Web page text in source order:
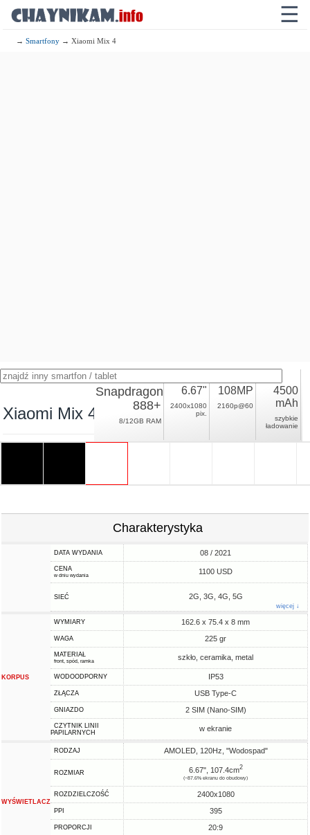
☰
→Smartfony → Xiaomi Mix 4
Xiaomi Mix 4
Snapdragon
888+
8/12GB RAM
6.67"
2400x1080
pix.
108MP
2160p@60
4500
mAh
szybkie
ładowanie
Charakterystyka
DATA WYDANIA 08 / 2021
CENA
w dniu wydania 1100 USD
SIEĆ 2G, 3G, 4G, 5G
więcej ↓
KORPUS
WYMIARY 162.6 x 75.4 x 8 mm
WAGA 225 gr
MATERIAŁ
front, spód, ramka szkło, ceramika, metal
WODOODPORNY IP53
ZŁĄCZA USB Type-C
GNIAZDO 2 SIM (Nano-SIM)
CZYTNIK LINII
PAPILARNYCH
w ekranie
WYŚWIETLACZ
RODZAJ AMOLED, 120Hz, "Wodospad"
ROZMIAR 6.67", 107.4cm2
(~87.6% ekranu do obudowy)
ROZDZIELCZOŚĆ 2400x1080
PPI 395
PROPORCJI 20:9